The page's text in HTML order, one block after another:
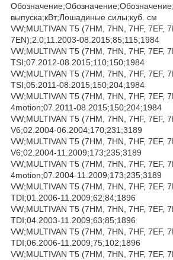
выпуска;кВт;Лошадиные силы;куб. см
VW;MULTIVAN T5 (7HM, 7HN, 7HF, 7EF,
7EN);2.0;11.2003-08.2015;85;115;1984
VW;MULTIVAN T5 (7HM, 7HN, 7HF, 7EF,
TSI;07.2012-08.2015;110;150;1984
VW;MULTIVAN T5 (7HM, 7HN, 7HF, 7EF,
TSI;05.2011-08.2015;150;204;1984
VW;MULTIVAN T5 (7HM, 7HN, 7HF, 7EF,
4motion;07.2011-08.2015;150;204;1984
VW;MULTIVAN T5 (7HM, 7HN, 7HF, 7EF,
V6;02.2004-06.2004;170;231;3189
VW;MULTIVAN T5 (7HM, 7HN, 7HF, 7EF,
V6;02.2004-11.2009;173;235;3189
VW;MULTIVAN T5 (7HM, 7HN, 7HF, 7EF,
4motion;07.2004-11.2009;173;235;3189
VW;MULTIVAN T5 (7HM, 7HN, 7HF, 7EF,
TDI;01.2006-11.2009;62;84;1896
VW;MULTIVAN T5 (7HM, 7HN, 7HF, 7EF,
TDI;04.2003-11.2009;63;85;1896
VW;MULTIVAN T5 (7HM, 7HN, 7HF, 7EF,
TDI;06.2006-11.2009;75;102;1896
VW;MULTIVAN T5 (7HM, 7HN, 7HF, 7EF,